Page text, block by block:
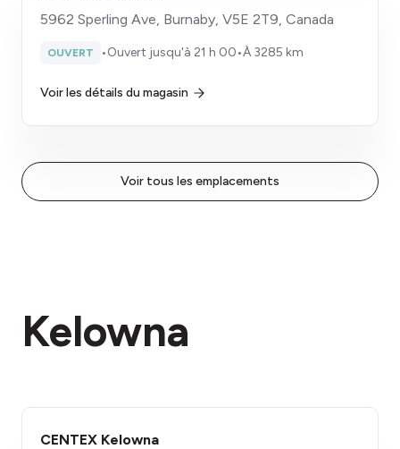
5962 Sperling Ave, Burnaby, V5E 2T9, Canada
OUVERT •Ouvert jusqu'à 21 h 00•À 3285 km
Voir les détails du magasin
Voir tous les emplacements
Kelowna
CENTEX Kelowna